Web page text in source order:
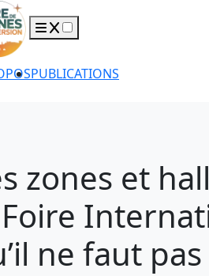
PUBLICATIONS
zones et
ne faut